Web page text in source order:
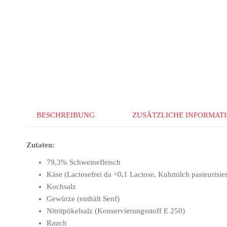
BESCHREIBUNG ZUSÄTZLICHE
Zutaten:
79,3% Schweinefleisch
Käse (Lactosefrei da <0,1 Lactose, Kuhmilch
Kochsalz
Gewürze (enthält Senf)
Nitritpökelsalz (Konservierungsstoff E 250)
Rauch